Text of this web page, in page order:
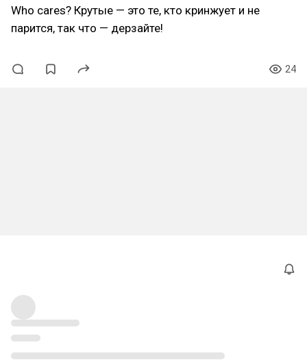
Who cares? Крутые — это те, кто кринжует и не
парится, так что — дерзайте!
24